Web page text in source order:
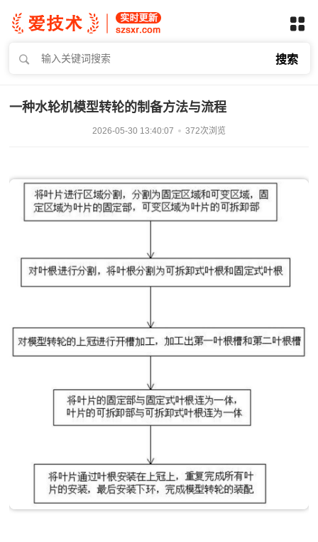
搜索
一种水轮机模型转轮的制备方法与流程
2026-05-30 13:40:07 372次浏览